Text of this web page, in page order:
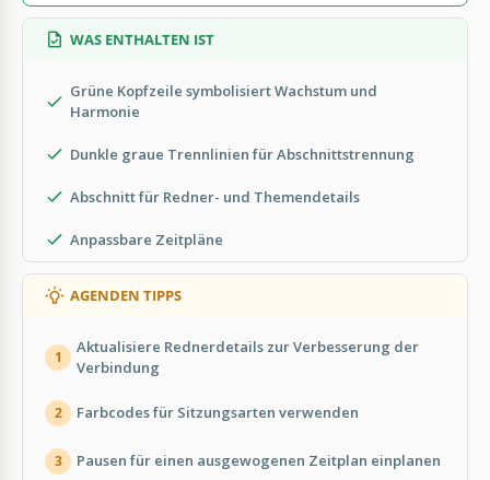
WAS ENTHALTEN IST
Grüne Kopfzeile symbolisiert Wachstum und
Harmonie
Dunkle graue Trennlinien für Abschnittstrennung
Abschnitt für Redner- und Themendetails
Anpassbare Zeitpläne
AGENDEN TIPPS
1
Aktualisiere Rednerdetails zur Verbesserung der
Verbindung
2 Farbcodes für Sitzungsarten verwenden
3 Pausen für einen ausgewogenen Zeitplan einplanen